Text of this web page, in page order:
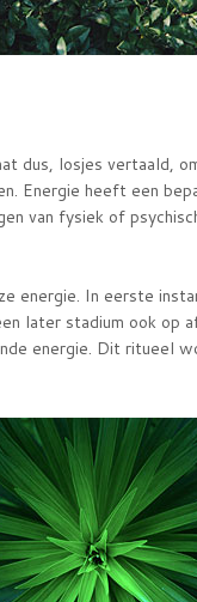
dus, losjes vertaald,
Energie heeft een
van fysiek of
energie. In eerste
later stadium ook op
energie. Dit ritueel